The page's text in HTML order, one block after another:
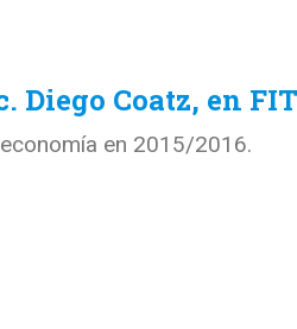
Diego Coatz, en
en 2015/2016.